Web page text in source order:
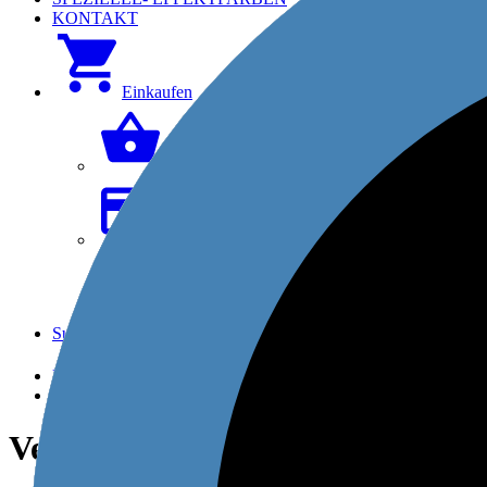
KONTAKT
Einkaufen
Suchen
Kundenkonto
Vert ROLEX Text UV-LED für